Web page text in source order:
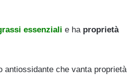
essenziali e haproprietà
antiossidante che vanta proprietà